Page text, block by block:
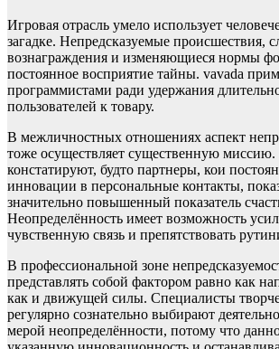
Игровая отрасль умело использует
загадке. Непредсказуемые происшествия,
вознаграждения и изменяющиеся нормы
постоянное восприятие тайны. vavada
программистами ради удержания
пользователей к товару.
В межличностных отношениях аспект
тоже осуществляет существенную
констатируют, будто партнеры, кои
инновации в персональные контакты,
значительно повышенный показатель
Неопределённость имеет возможность
чувственную связь и препятствовать
В профессиональной зоне
представлять собой фактором равно как
как и движущей силы. Специалисты
регулярно сознательно выбирают
мерой неопределённости, потому что